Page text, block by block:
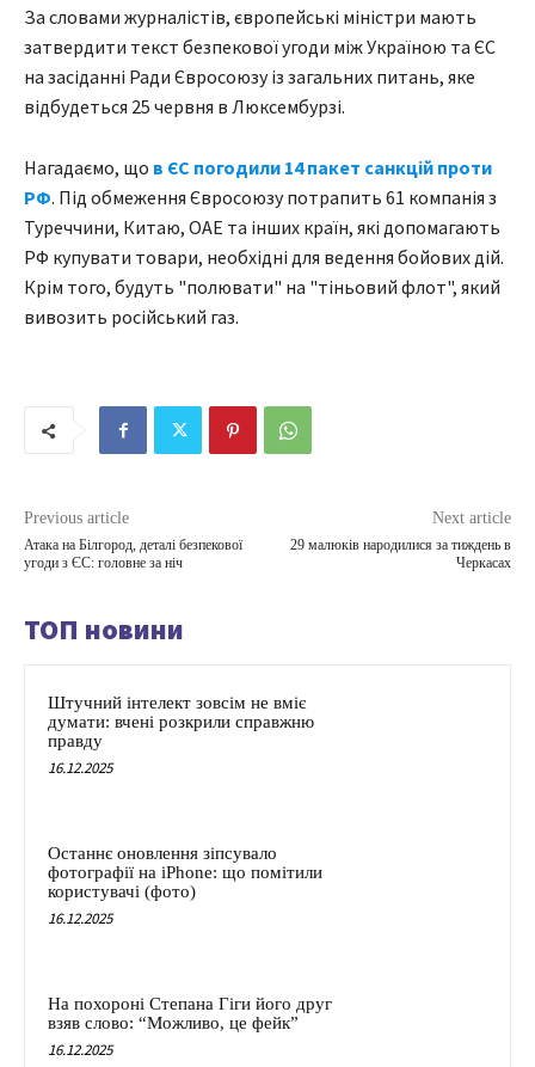
За словами журналістів, європейські міністри мають
затвердити текст безпекової угоди між Україною та ЄС
на засіданні Ради Євросоюзу із загальних питань, яке
відбудеться 25 червня в Люксембурзі.
Нагадаємо, що в ЄС погодили 14 пакет санкцій проти
РФ. Під обмеження Євросоюзу потрапить 61 компанія з
Туреччини, Китаю, ОАЕ та інших країн, які допомагають
РФ купувати товари, необхідні для ведення бойових дій.
Крім того, будуть "полювати" на "тіньовий флот", який
вивозить російський газ.
Previous article
Атака на Білгород, деталі безпекової
угоди з ЄС: головне за ніч
Next article
29 малюків народилися за тиждень в
Черкасах
ТОП новини
Штучний інтелект зовсім не вміє
думати: вчені розкрили справжню
правду
16.12.2025
Останнє оновлення зіпсувало
фотографії на iPhone: що помітили
користувачі (фото)
16.12.2025
На похороні Степана Гіги його друг
взяв слово: “Можливо, це фейк”
16.12.2025